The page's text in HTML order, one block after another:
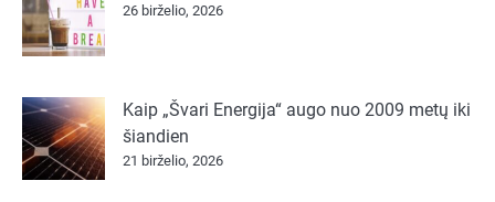
26 birželio, 2026
Kaip „Švari Energija“ augo nuo 2009 metų iki
šiandien
21 birželio, 2026